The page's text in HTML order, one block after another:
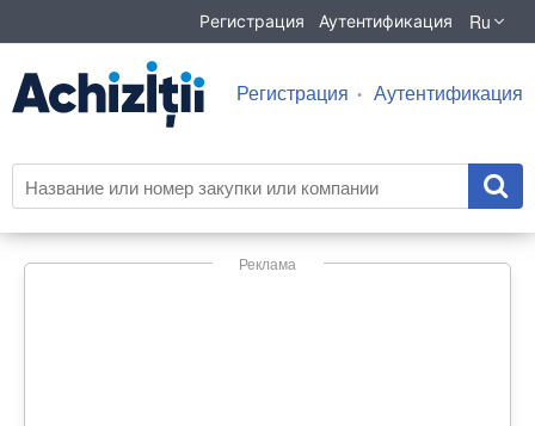
Регистрация Аутентификация Ru
Регистрация Аутентификация
Реклама